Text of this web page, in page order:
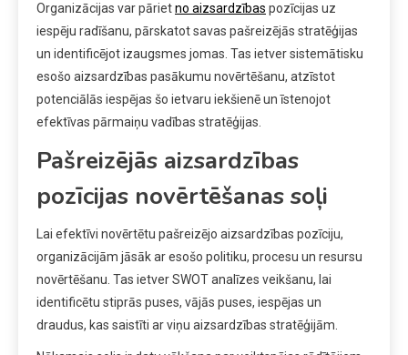
Organizācijas var pārietno aizsardzības pozīcijas uz
iespēju radīšanu, pārskatot savas pašreizējās stratēģijas
un identificējot izaugsmes jomas. Tas ietver sistemātisku
esošo aizsardzības pasākumu novērtēšanu, atzīstot
potenciālās iespējas šo ietvaru iekšienē un īstenojot
efektīvas pārmaiņu vadības stratēģijas.
Pašreizējās aizsardzības
pozīcijas novērtēšanas soļi
Lai efektīvi novērtētu pašreizējo aizsardzības pozīciju,
organizācijām jāsāk ar esošo politiku, procesu un resursu
novērtēšanu. Tas ietver SWOT analīzes veikšanu, lai
identificētu stiprās puses, vājās puses, iespējas un
draudus, kas saistīti ar viņu aizsardzības stratēģijām.